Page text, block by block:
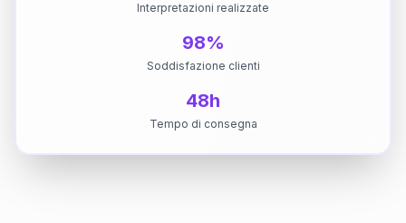
Interpretazioni realizzate
98%
Soddisfazione clienti
48h
Tempo di consegna